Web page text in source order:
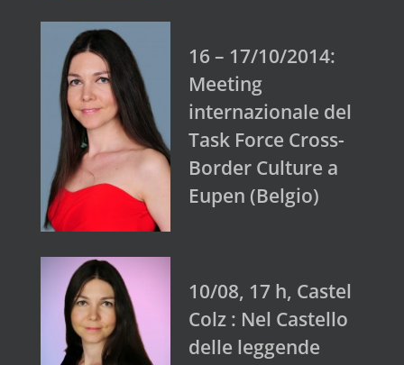
16 – 17/10/2014:
Meeting
internazionale del
Task Force Cross-
Border Culture a
Eupen (Belgio)
10/08, 17 h, Castel
Colz : Nel Castello
delle leggende